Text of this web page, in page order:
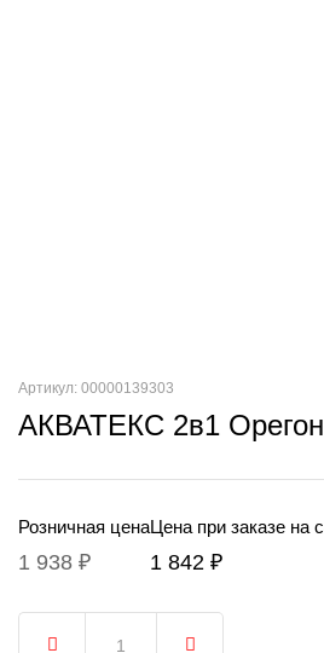
Артикул: 00000139303
АКВАТЕКС 2в1
Розничная цена
1 938 ₽
Цена при заказе на
1 842 ₽